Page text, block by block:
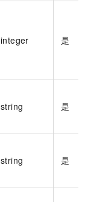
integer 是
string 是
string 是